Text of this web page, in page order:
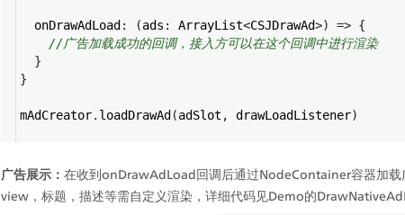
onDrawAdLoad : (ads : ArrayList<CSJDrawAd>) => {
//广告加载成功的回调，接入方可以在这个回调中进行渲染
  }
}
mAdCreator. loadDrawAd (adSlot , drawLoadListener)
广告展示： 在收到onDrawAdLoad回调后通过NodeContainer容器加载
view，标题，描述等需自定义渲染，详细代码见Demo的